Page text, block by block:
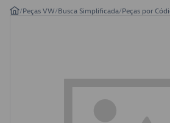
/Peças VW/Busca Simplificada/Peças por